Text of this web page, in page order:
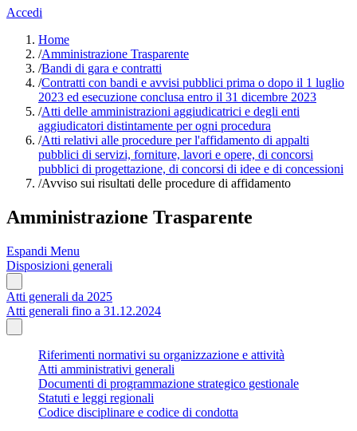
Accedi
Home
/Amministrazione Trasparente
/Bandi di gara e contratti
/Contratti con bandi e avvisi pubblici prima o dopo il 1 luglio
2023 ed esecuzione conclusa entro il 31 dicembre 2023
/Atti delle amministrazioni aggiudicatrici e degli enti
aggiudicatori distintamente per ogni procedura
/Atti relativi alle procedure per l'affidamento di appalti
pubblici di servizi, forniture, lavori e opere, di concorsi
pubblici di progettazione, di concorsi di idee e di concessioni
/Avviso sui risultati delle procedure di affidamento
Amministrazione Trasparente
Espandi Menu
Disposizioni generali
Atti generali da 2025
Atti generali fino a 31.12.2024
Riferimenti normativi su organizzazione e attività
Atti amministrativi generali
Documenti di programmazione strategico gestionale
Statuti e leggi regionali
Codice disciplinare e codice di condotta